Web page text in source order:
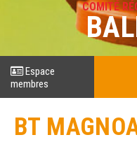
COMITÉ
Espace
membres
BT